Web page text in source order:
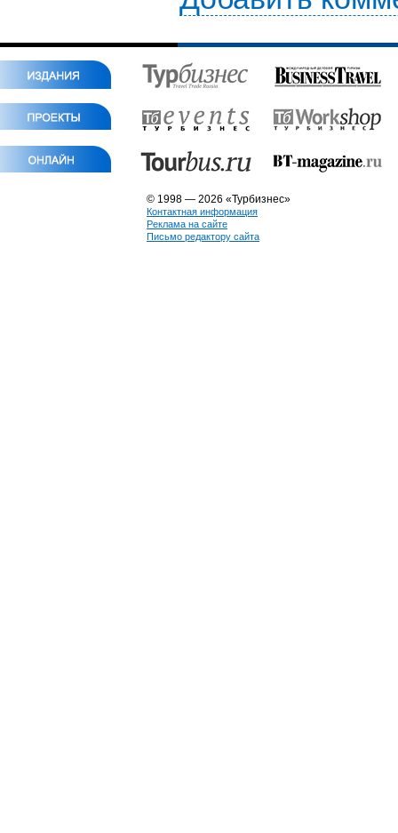
© 1998 — 2026 «Турбизнес»
Контактная информация
Реклама на сайте
Письмо редактору сайта